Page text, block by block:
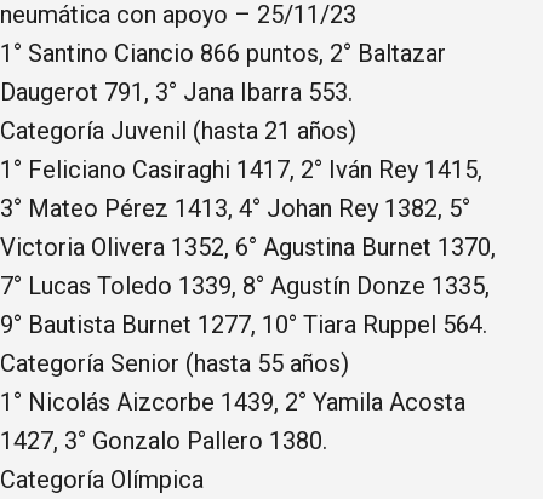
neumática con apoyo – 25/11/23
1° Santino Ciancio 866 puntos, 2° Baltazar
Daugerot 791, 3° Jana Ibarra 553.
Categoría Juvenil (hasta 21 años)
1° Feliciano Casiraghi 1417, 2° Iván Rey 1415,
3° Mateo Pérez 1413, 4° Johan Rey 1382, 5°
Victoria Olivera 1352, 6° Agustina Burnet 1370,
7° Lucas Toledo 1339, 8° Agustín Donze 1335,
9° Bautista Burnet 1277, 10° Tiara Ruppel 564.
Categoría Senior (hasta 55 años)
1° Nicolás Aizcorbe 1439, 2° Yamila Acosta
1427, 3° Gonzalo Pallero 1380.
Categoría Olímpica